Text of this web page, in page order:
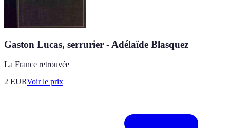
Gaston Lucas, serrurier - Adélaïde Blasquez
La France retrouvée
2 EURVoir le prix